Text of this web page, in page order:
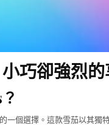
巧卻強烈的
個選擇。這款雪茄以其獨